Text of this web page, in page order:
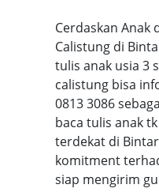
Cerdaskan Anak
Calistung di
tulis anak usia 3
calistung bisa
0813 3086
baca tulis anak
terdekat di
komitment
siap mengirim